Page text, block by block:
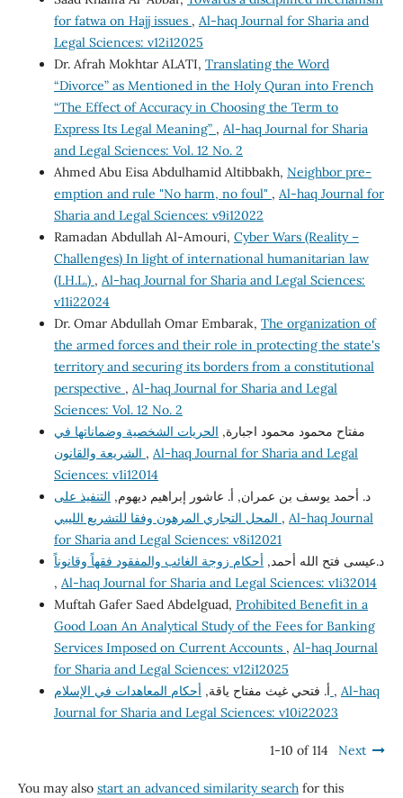
for fatwa on Hajj issues , Al-haq Journal for Sharia and
Legal Sciences: v12i12025
Dr. Afrah Mokhtar ALATI, Translating the Word
“Divorce” as Mentioned in the Holy Quran into French
“The Effect of Accuracy in Choosing the Term to
Express Its Legal Meaning” , Al-haq Journal for Sharia
and Legal Sciences: Vol. 12 No. 2
Ahmed Abu Eisa Abdulhamid Altibbakh, Neighbor pre-
emption and rule "No harm, no foul" , Al-haq Journal for
Sharia and Legal Sciences: v9i12022
Ramadan Abdullah Al-Amouri, Cyber Wars (Reality –
Challenges) In light of international humanitarian law
(I.H.L.) , Al-haq Journal for Sharia and Legal Sciences:
v11i22024
Dr. Omar Abdullah Omar Embarak, The organization of
the armed forces and their role in protecting the state's
territory and securing its borders from a constitutional
perspective , Al-haq Journal for Sharia and Legal
Sciences: Vol. 12 No. 2
مفتاح محمود محمود اجبارة, الحريات الشخصية وضماناتها في
, Al-haq Journal for Sharia and Legal
Sciences: v1i12014
د. أحمد يوسف بن عمران, أ. عاشور إبراهيم ديهوم, التنفيذ على
, Al-haq Journal
for Sharia and Legal Sciences: v8i12021
د.عيسى فتح الله أحمد, أحكام زوجة الغائب والمفقود فقهاً وقانوناً
, Al-haq Journal for Sharia and Legal Sciences: v1i32014
Muftah Gafer Saed Abdelguad, Prohibited Benefit in a
Good Loan An Analytical Study of the Fees for Banking
Services Imposed on Current Accounts , Al-haq Journal
for Sharia and Legal Sciences: v12i12025
أ. فتحي غيث مفتاح ياقة, , Al-haq
Journal for Sharia and Legal Sciences: v10i22023
1-10 of 114 Next
You may also start an advanced similarity searchfor this